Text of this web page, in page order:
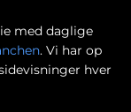
med daglige
. Vi har op
hver